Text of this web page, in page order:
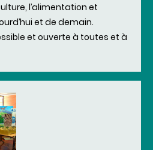
l’alimentation et
et de demain.
et ouverte à toutes et à